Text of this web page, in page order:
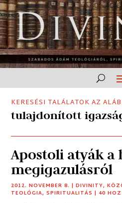
KERESÉSI TALÁLATOK AZ
tulajdonított
Apostoli atyák a
megigazulásról
2012. NOVEMBER 8. |DIVINITY,
TEOLÓGIA,SPIRITUALITÁS | 40